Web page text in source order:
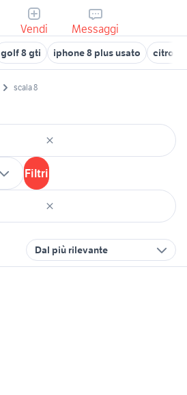
Vendi Messaggi
golf 8 gti iphone 8 plus usato citroen
scala 8
Filtri
Dal più rilevante